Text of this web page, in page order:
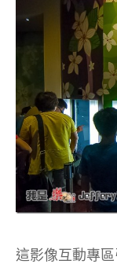
這影像互動專